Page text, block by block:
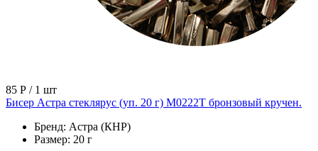
85 Р / 1 шт
Бисер Астра стеклярус (уп. 20 г) М0222Т бронзовый кручен.
Бренд: Астра (КНР)
Размер: 20 г